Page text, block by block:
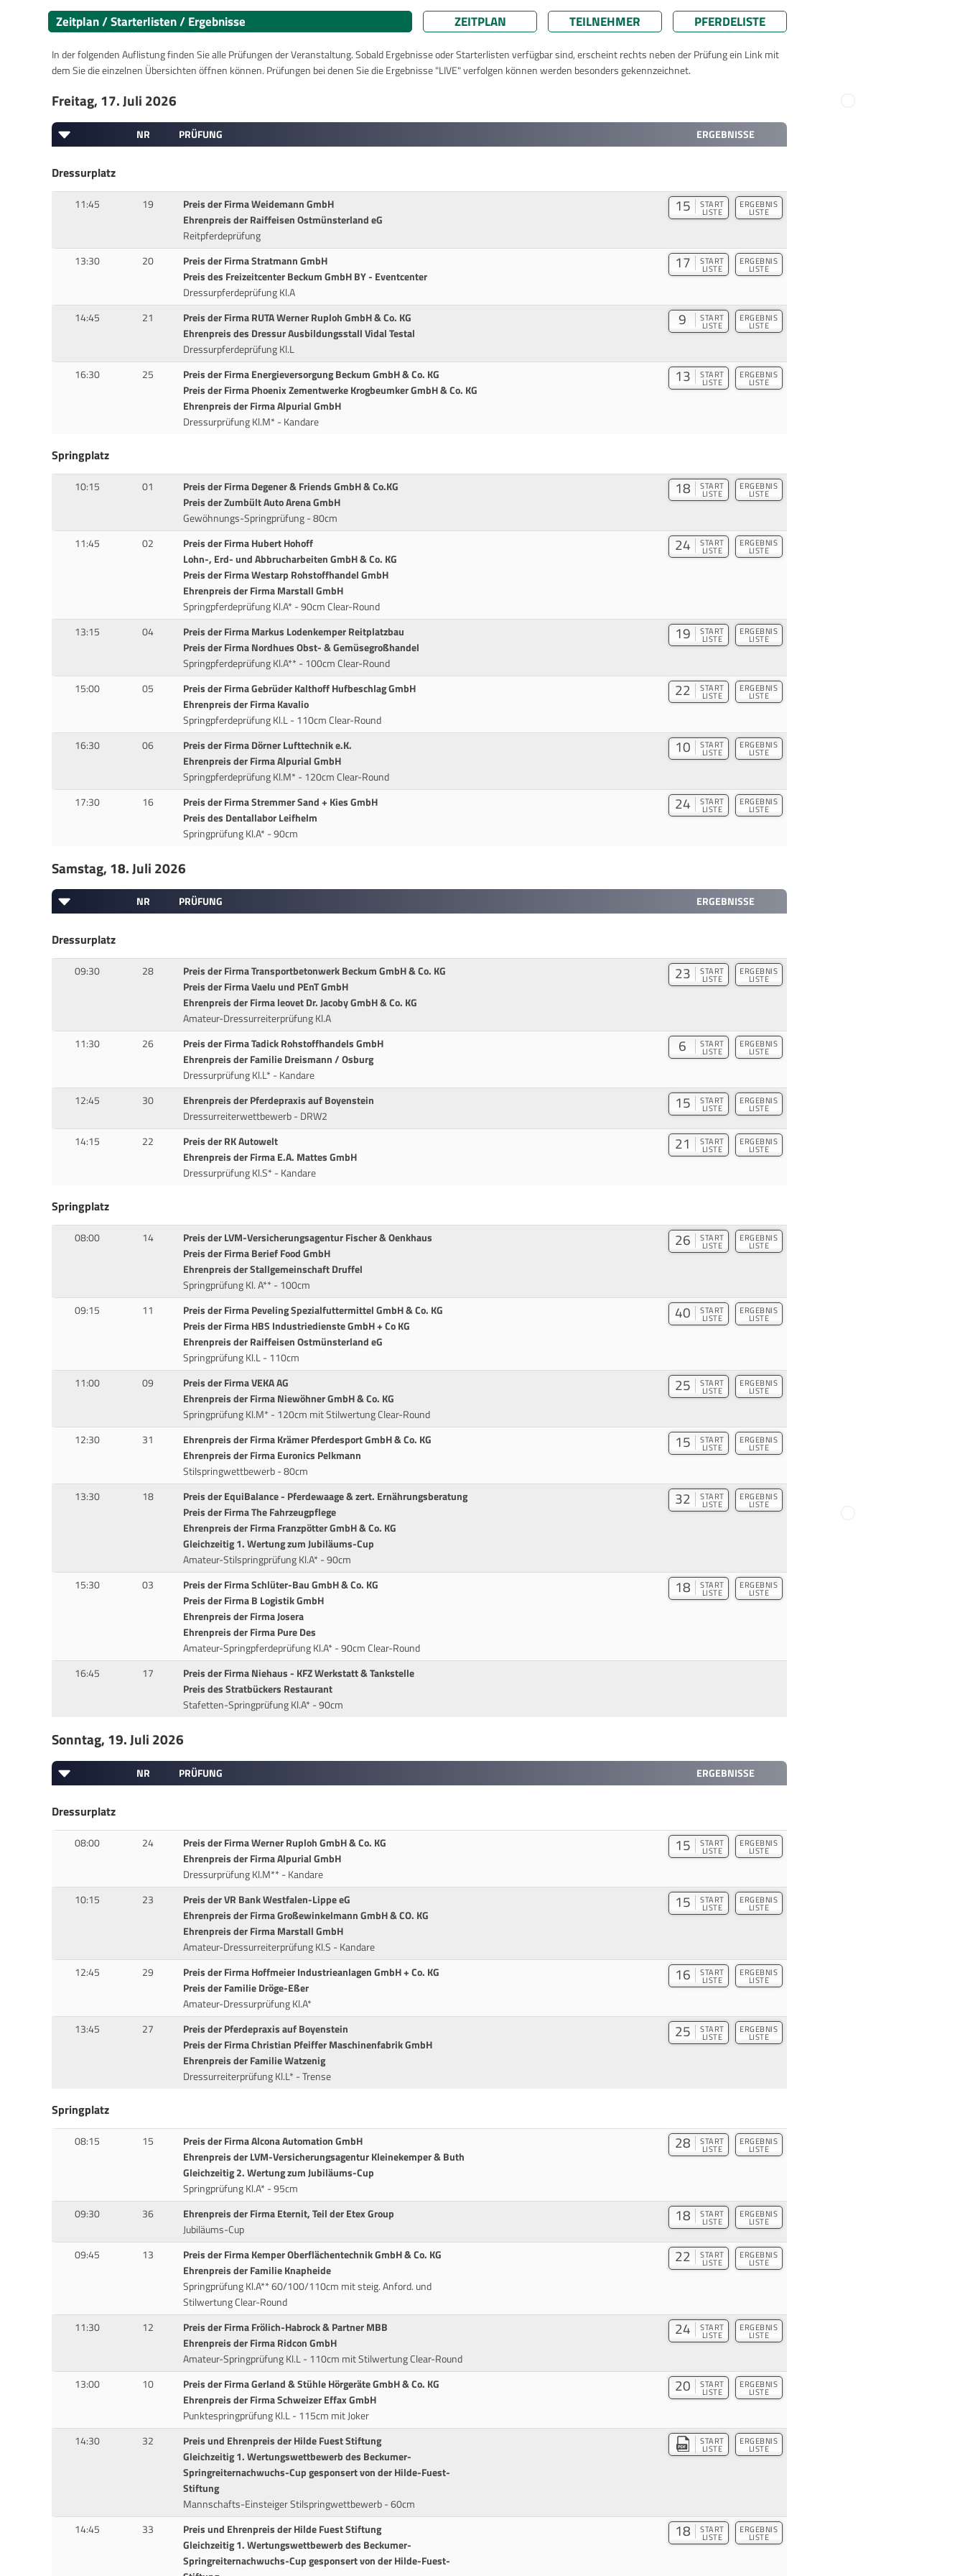
Zeitplan / Starterlisten / Ergebnisse ZEITPLAN TEILNEHMER PFERDELISTE
In der folgenden Auflistung finden Sie alle Prüfungen der Veranstaltung. Sobald Ergebnisse oder Starterlisten verfügbar sind, erscheint rechts neben der Prüfung ein Link mit
dem Sie die einzelnen Übersichten öffnen können. Prüfungen bei denen Sie die Ergebnisse "LIVE" verfolgen können werden besonders gekennzeichnet.
Freitag, 17. Juli 2026
NR PRÜFUNG ERGEBNISSE
Dressurplatz
11:45 19
Preis der Firma Weidemann GmbH
Ehrenpreis der Raiffeisen Ostmünsterland eG
Reitpferdeprüfung
15 START
LISTE
ERGEBNIS
LISTE
13:30 20
Preis der Firma Stratmann GmbH
Preis des Freizeitcenter Beckum GmbH BY - Eventcenter
Dressurpferdeprüfung Kl.A
17 START
LISTE
ERGEBNIS
LISTE
14:45 21
Preis der Firma RUTA Werner Ruploh GmbH & Co. KG
Ehrenpreis des Dressur Ausbildungsstall Vidal Testal
Dressurpferdeprüfung Kl.L
9 START
LISTE
ERGEBNIS
LISTE
16:30 25
Preis der Firma Energieversorgung Beckum GmbH & Co. KG
Preis der Firma Phoenix Zementwerke Krogbeumker GmbH & Co. KG
Ehrenpreis der Firma Alpurial GmbH
Dressurprüfung Kl.M* - Kandare
13 START
LISTE
ERGEBNIS
LISTE
Springplatz
10:15 01
Preis der Firma Degener & Friends GmbH & Co.KG
Preis der Zumbült Auto Arena GmbH
Gewöhnungs-Springprüfung - 80cm
18 START
LISTE
ERGEBNIS
LISTE
11:45 02
Preis der Firma Hubert Hohoff
Lohn-, Erd- und Abbrucharbeiten GmbH & Co. KG
Preis der Firma Westarp Rohstoffhandel GmbH
Ehrenpreis der Firma Marstall GmbH
Springpferdeprüfung Kl.A* - 90cm Clear-Round
24 START
LISTE
ERGEBNIS
LISTE
13:15 04
Preis der Firma Markus Lodenkemper Reitplatzbau
Preis der Firma Nordhues Obst- & Gemüsegroßhandel
Springpferdeprüfung Kl.A** - 100cm Clear-Round
19 START
LISTE
ERGEBNIS
LISTE
15:00 05
Preis der Firma Gebrüder Kalthoff Hufbeschlag GmbH
Ehrenpreis der Firma Kavalio
Springpferdeprüfung Kl.L - 110cm Clear-Round
22 START
LISTE
ERGEBNIS
LISTE
16:30 06
Preis der Firma Dörner Lufttechnik e.K.
Ehrenpreis der Firma Alpurial GmbH
Springpferdeprüfung Kl.M* - 120cm Clear-Round
10 START
LISTE
ERGEBNIS
LISTE
17:30 16
Preis der Firma Stremmer Sand + Kies GmbH
Preis des Dentallabor Leifhelm
Springprüfung Kl.A* - 90cm
24 START
LISTE
ERGEBNIS
LISTE
Samstag, 18. Juli 2026
NR PRÜFUNG ERGEBNISSE
Dressurplatz
09:30 28
Preis der Firma Transportbetonwerk Beckum GmbH & Co. KG
Preis der Firma Vaelu und PEnT GmbH
Ehrenpreis der Firma leovet Dr. Jacoby GmbH & Co. KG
Amateur-Dressurreiterprüfung Kl.A
23 START
LISTE
ERGEBNIS
LISTE
11:30 26
Preis der Firma Tadick Rohstoffhandels GmbH
Ehrenpreis der Familie Dreismann / Osburg
Dressurprüfung Kl.L* - Kandare
6 START
LISTE
ERGEBNIS
LISTE
12:45 30
Ehrenpreis der Pferdepraxis auf Boyenstein
Dressurreiterwettbewerb - DRW2
15 START
LISTE
ERGEBNIS
LISTE
14:15 22
Preis der RK Autowelt
Ehrenpreis der Firma E.A. Mattes GmbH
Dressurprüfung Kl.S* - Kandare
21 START
LISTE
ERGEBNIS
LISTE
Springplatz
08:00 14
Preis der LVM-Versicherungsagentur Fischer & Oenkhaus
Preis der Firma Berief Food GmbH
Ehrenpreis der Stallgemeinschaft Druffel
Springprüfung Kl. A** - 100cm
26 START
LISTE
ERGEBNIS
LISTE
09:15 11
Preis der Firma Peveling Spezialfuttermittel GmbH & Co. KG
Preis der Firma HBS Industriedienste GmbH + Co KG
Ehrenpreis der Raiffeisen Ostmünsterland eG
Springprüfung Kl.L - 110cm
40 START
LISTE
ERGEBNIS
LISTE
11:00 09
Preis der Firma VEKA AG
Ehrenpreis der Firma Niewöhner GmbH & Co. KG
Springprüfung Kl.M* - 120cm mit Stilwertung Clear-Round
25 START
LISTE
ERGEBNIS
LISTE
12:30 31
Ehrenpreis der Firma Krämer Pferdesport GmbH & Co. KG
Ehrenpreis der Firma Euronics Pelkmann
Stilspringwettbewerb - 80cm
15 START
LISTE
ERGEBNIS
LISTE
13:30 18
Preis der EquiBalance - Pferdewaage & zert. Ernährungsberatung
Preis der Firma The Fahrzeugpflege
Ehrenpreis der Firma Franzpötter GmbH & Co. KG
Gleichzeitig 1. Wertung zum Jubiläums-Cup
Amateur-Stilspringprüfung Kl.A* - 90cm
32 START
LISTE
ERGEBNIS
LISTE
15:30 03
Preis der Firma Schlüter-Bau GmbH & Co. KG
Preis der Firma B Logistik GmbH
Ehrenpreis der Firma Josera
Ehrenpreis der Firma Pure Des
Amateur-Springpferdeprüfung Kl.A* - 90cm Clear-Round
18 START
LISTE
ERGEBNIS
LISTE
16:45 17
Preis der Firma Niehaus - KFZ Werkstatt & Tankstelle
Preis des Stratbückers Restaurant
Stafetten-Springprüfung Kl.A* - 90cm
Sonntag, 19. Juli 2026
NR PRÜFUNG ERGEBNISSE
Dressurplatz
08:00 24
Preis der Firma Werner Ruploh GmbH & Co. KG
Ehrenpreis der Firma Alpurial GmbH
Dressurprüfung Kl.M** - Kandare
15 START
LISTE
ERGEBNIS
LISTE
10:15 23
Preis der VR Bank Westfalen-Lippe eG
Ehrenpreis der Firma Großewinkelmann GmbH & CO. KG
Ehrenpreis der Firma Marstall GmbH
Amateur-Dressurreiterprüfung Kl.S - Kandare
15 START
LISTE
ERGEBNIS
LISTE
12:45 29
Preis der Firma Hoffmeier Industrieanlagen GmbH + Co. KG
Preis der Familie Dröge-Eßer
Amateur-Dressurprüfung Kl.A*
16 START
LISTE
ERGEBNIS
LISTE
13:45 27
Preis der Pferdepraxis auf Boyenstein
Preis der Firma Christian Pfeiffer Maschinenfabrik GmbH
Ehrenpreis der Familie Watzenig
Dressurreiterprüfung Kl.L* - Trense
25 START
LISTE
ERGEBNIS
LISTE
Springplatz
08:15 15
Preis der Firma Alcona Automation GmbH
Ehrenpreis der LVM-Versicherungsagentur Kleinekemper & Buth
Gleichzeitig 2. Wertung zum Jubiläums-Cup
Springprüfung Kl.A* - 95cm
28 START
LISTE
ERGEBNIS
LISTE
09:30 36
Ehrenpreis der Firma Eternit, Teil der Etex Group
Jubiläums-Cup
18 START
LISTE
ERGEBNIS
LISTE
09:45 13
Preis der Firma Kemper Oberflächentechnik GmbH & Co. KG
Ehrenpreis der Familie Knapheide
Springprüfung Kl.A** 60/100/110cm mit steig. Anford. und
Stilwertung Clear-Round
22 START
LISTE
ERGEBNIS
LISTE
11:30 12
Preis der Firma Frölich-Habrock & Partner MBB
Ehrenpreis der Firma Ridcon GmbH
Amateur-Springprüfung Kl.L - 110cm mit Stilwertung Clear-Round
24 START
LISTE
ERGEBNIS
LISTE
13:00 10
Preis der Firma Gerland & Stühle Hörgeräte GmbH & Co. KG
Ehrenpreis der Firma Schweizer Effax GmbH
Punktespringprüfung Kl.L - 115cm mit Joker
20 START
LISTE
ERGEBNIS
LISTE
14:30 32
Preis und Ehrenpreis der Hilde Fuest Stiftung
Gleichzeitig 1. Wertungswettbewerb des Beckumer-
Springreiternachwuchs-Cup gesponsert von der Hilde-Fuest-
Stiftung
Mannschafts-Einsteiger Stilspringwettbewerb - 60cm
START
LISTE
ERGEBNIS
LISTE
14:45 33
Preis und Ehrenpreis der Hilde Fuest Stiftung
Gleichzeitig 1. Wertungswettbewerb des Beckumer-
Springreiternachwuchs-Cup gesponsert von der Hilde-Fuest-
18 START
LISTE
ERGEBNIS
LISTE